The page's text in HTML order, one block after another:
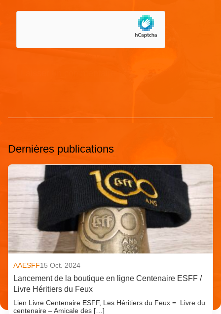
Dernières publications
AAESFF15 Oct. 2024
Lancement de la boutique en ligne Centenaire ESFF /
Livre Héritiers du Feux
Lien Livre Centenaire ESFF, Les Héritiers du Feux = Livre du
centenaire – Amicale des […]